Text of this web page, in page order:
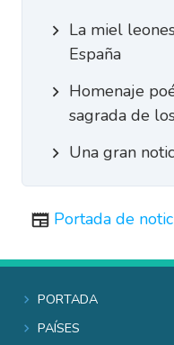
La miel
España
Homenaje
sagrada de
Una gran
Portada de
Portada
Países